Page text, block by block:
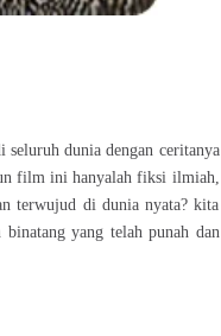
dunia dengan ceritanya
film ini hanyalah fiksi ilmiah,
terwujud di dunia nyata? kita
yang telah punah dan